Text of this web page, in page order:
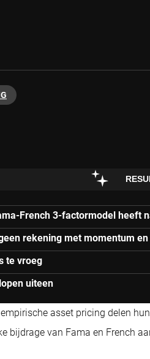
French 3-factormodel heeft
rekening met momentum
te vroeg
uiteen
asset pricing delen
bijdrage van Fama en French